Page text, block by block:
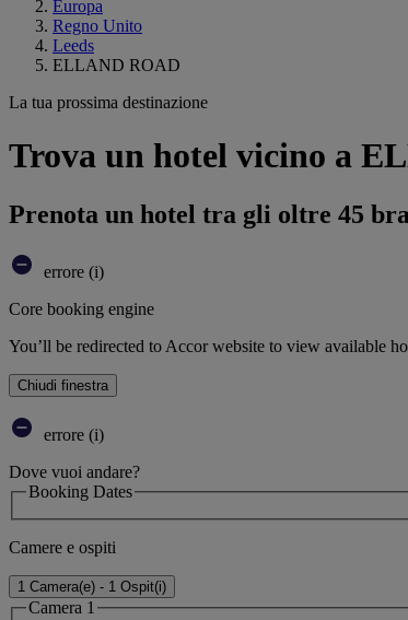
Europa
Regno Unito
Leeds
ELLAND ROAD
La tua prossima destinazione
Trova un hotel vicino a
Prenota un hotel tra gli oltre 45
errore (i)
Core booking engine
You’ll be redirected to Accor website to view available
Chiudi finestra
errore (i)
Dove vuoi andare?
Booking Dates
Camere e ospiti
1 Camera(e) - 1 Ospit(i)
Camera 1